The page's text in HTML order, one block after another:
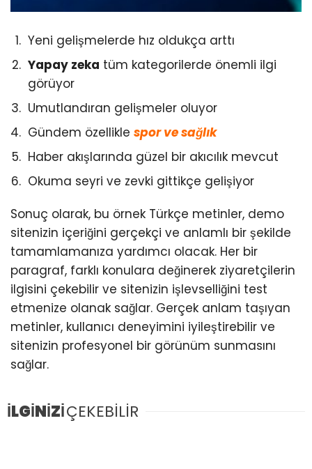
Yeni gelişmelerde hız oldukça arttı
Yapay zeka tüm kategorilerde önemli ilgi
görüyor
Umutlandıran gelişmeler oluyor
Gündem özellikle spor ve sağlık
Haber akışlarında güzel bir akıcılık mevcut
Okuma seyri ve zevki gittikçe gelişiyor
Sonuç olarak, bu örnek Türkçe metinler, demo
sitenizin içeriğini gerçekçi ve anlamlı bir şekilde
tamamlamanıza yardımcı olacak. Her bir
paragraf, farklı konulara değinerek ziyaretçilerin
ilgisini çekebilir ve sitenizin işlevselliğini test
etmenize olanak sağlar. Gerçek anlam taşıyan
metinler, kullanıcı deneyimini iyileştirebilir ve
sitenizin profesyonel bir görünüm sunmasını
sağlar.
İLGİNİZİÇEKEBİLİR